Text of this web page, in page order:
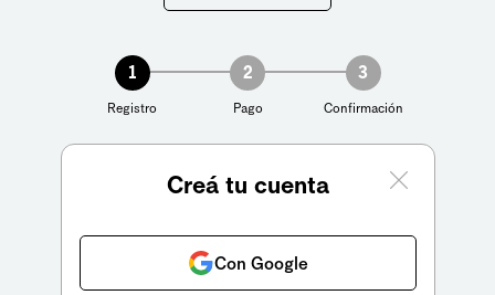
1
Registro
2
Pago
3
Confirmación
Creá tu cuenta
Con Google